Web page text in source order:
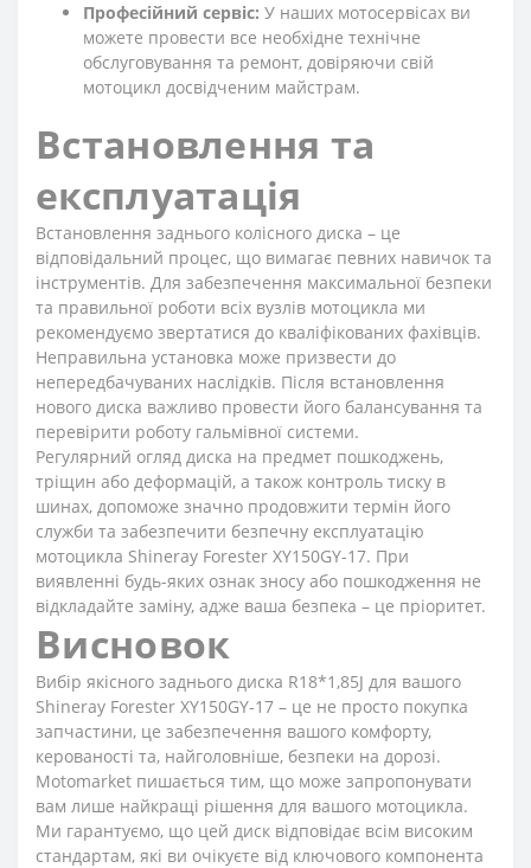
Професійний сервіс: У наших мотосервісах ви
можете провести все необхідне технічне
обслуговування та ремонт, довіряючи свій
мотоцикл досвідченим майстрам.
Встановлення та
експлуатація
Встановлення заднього колісного диска – це
відповідальний процес, що вимагає певних навичок та
інструментів. Для забезпечення максимальної безпеки
та правильної роботи всіх вузлів мотоцикла ми
рекомендуємо звертатися до кваліфікованих фахівців.
Неправильна установка може призвести до
непередбачуваних наслідків. Після встановлення
нового диска важливо провести його балансування та
перевірити роботу гальмівної системи.
Регулярний огляд диска на предмет пошкоджень,
тріщин або деформацій, а також контроль тиску в
шинах, допоможе значно продовжити термін його
служби та забезпечити безпечну експлуатацію
мотоцикла Shineray Forester XY150GY-17. При
виявленні будь-яких ознак зносу або пошкодження не
відкладайте заміну, адже ваша безпека – це пріоритет.
Висновок
Вибір якісного заднього диска R18*1,85J для вашого
Shineray Forester XY150GY-17 – це не просто покупка
запчастини, це забезпечення вашого комфорту,
керованості та, найголовніше, безпеки на дорозі.
Motomarket пишається тим, що може запропонувати
вам лише найкращі рішення для вашого мотоцикла.
Ми гарантуємо, що цей диск відповідає всім високим
стандартам, які ви очікуєте від ключового компонента